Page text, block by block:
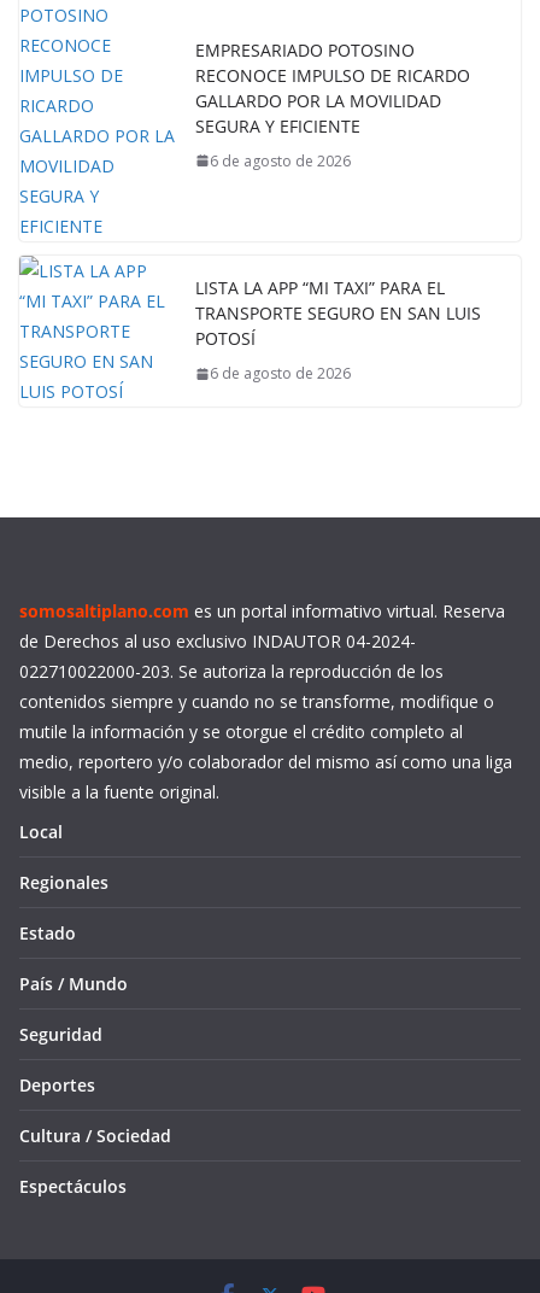
EMPRESARIADO POTOSINO
RECONOCE IMPULSO DE RICARDO
GALLARDO POR LA MOVILIDAD
SEGURA Y EFICIENTE
6 de agosto de 2026
LISTA LA APP “MI TAXI” PARA EL
TRANSPORTE SEGURO EN SAN LUIS
POTOSÍ
6 de agosto de 2026
somosaltiplano.com es un portal informativo virtual. Reserva
de Derechos al uso exclusivo INDAUTOR 04-2024-
022710022000-203. Se autoriza la reproducción de los
contenidos siempre y cuando no se transforme, modifique o
mutile la información y se otorgue el crédito completo al
medio, reportero y/o colaborador del mismo así como una liga
visible a la fuente original.
Local
Regionales
Estado
País / Mundo
Seguridad
Deportes
Cultura / Sociedad
Espectáculos